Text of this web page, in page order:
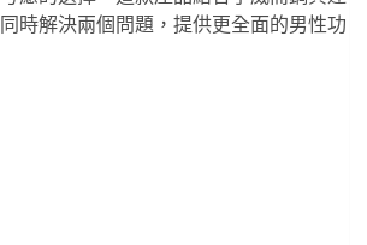
時解決兩個問題，提供更全面的男性功